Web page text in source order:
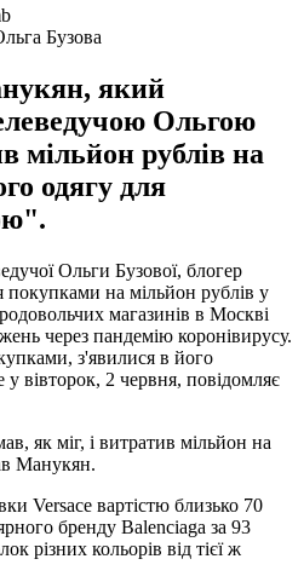
Бузова
який
Ольгою
мільйон рублів на
одягу для
Ольги Бузової, блогер
на мільйон рублів у
магазинів в Москві
через пандемію коронівирусу.
з'явилися в його
вівторок, 2 червня, повідомляє
як міг, і витратив мільйон на
Манукян.
Versace вартістю близько 70
бренду Balenciaga за 93
різних кольорів від тієї ж